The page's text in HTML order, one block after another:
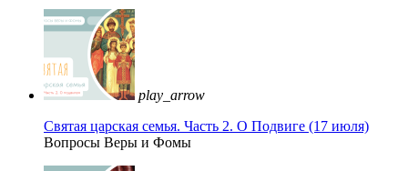
play_arrow
Святая царская семья. Часть 2. О Подвиге (17 июля)
Вопросы Веры и Фомы